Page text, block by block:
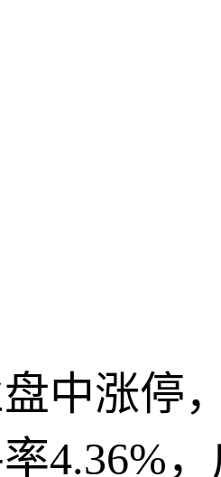
中涨停
4.36%